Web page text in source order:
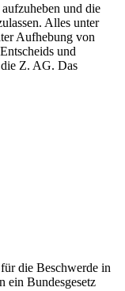
und die
Alles unter
Aufhebung von
und
Z. AG. Das
die Beschwerde in
ein Bundesgesetz